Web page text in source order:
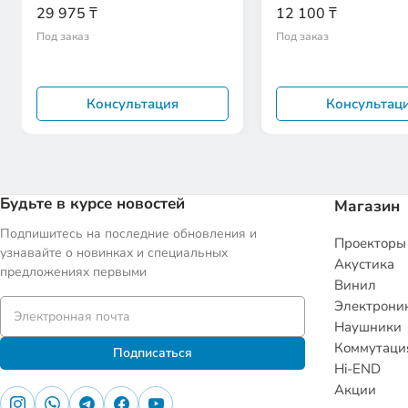
29 975 ₸
Под заказ
Консультация
12 100 ₸
Под заказ
Будьте в курсе новостей
Подпишитесь на последние обновления и
узнавайте о новинках и специальных
предложениях первыми
Подписаться
Магазин
Проекторы
Акустика
Винил
Наушники
Hi-END
Акции